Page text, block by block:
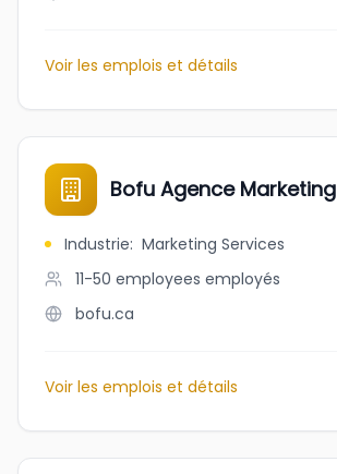
Voir les emplois et détails
Bofu Agence Marketing
Industrie: Marketing Services
11-50 employees employés
bofu.ca
Voir les emplois et détails